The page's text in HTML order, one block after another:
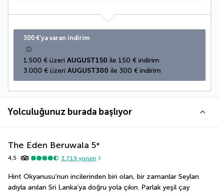
300 €’ya varan indirim
1.500 € üzeri AUGUST150 ile 150 € indirim
3.000 € üzeri AUGUST300 ile 300 € indirim
Yolculuğunuz burada başlıyor
The Eden Beruwala 5*
4,5 3.719 yorum
Hint Okyanusu’nun incilerinden biri olan, bir zamanlar Seylan
adıyla anılan Sri Lanka’ya doğru yola çıkın. Parlak yeşil çay